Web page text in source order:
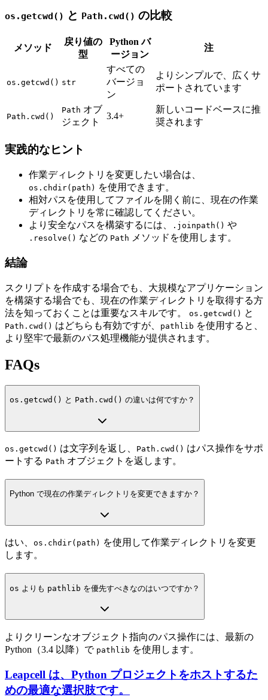
os.getcwd() と Path.cwd() の比較
メソッド
戻り値の
型
Python バ
ージョン
注
os.getcwd() str
すべての
バージョ
ン
よりシンプルで、広くサ
ポートされています
Path.cwd()
Path オブ
ジェクト
3.4+
新しいコードベースに推
奨されます
実践的なヒント
作業ディレクトリを変更したい場合は、
os.chdir(path) を使用できます。
相対パスを使用してファイルを開く前に、現在の作業
ディレクトリを常に確認してください。
より安全なパスを構築するには、
.joinpath() や
.resolve() などの Path メソッドを使用します。
結論
スクリプトを作成する場合でも、大規模なアプリケーション
を構築する場合でも、現在の作業ディレクトリを取得する方
法を知っておくことは重要なスキルです。 os.getcwd() と
Path.cwd() はどちらも有効ですが、 pathlib を使用すると、
より堅牢で最新のパス処理機能が提供されます。
FAQs
os.getcwd() と Path.cwd() の違いは何ですか？
os.getcwd() は文字列を返し、 Path.cwd() はパス操作をサポ
ートする Path オブジェクトを返します。
Python で現在の作業ディレクトリを変更できますか？
はい、 os.chdir(path) を使用して作業ディレクトリを変更
します。
os よりも pathlib を優先すべきなのはいつですか？
よりクリーンなオブジェクト指向のパス操作には、最新の
Python（3.4 以降）で pathlib を使用します。
Leapcell は、Python プロジェクトをホストするた
めの最適な選択肢です。